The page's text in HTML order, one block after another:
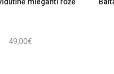
49,00€